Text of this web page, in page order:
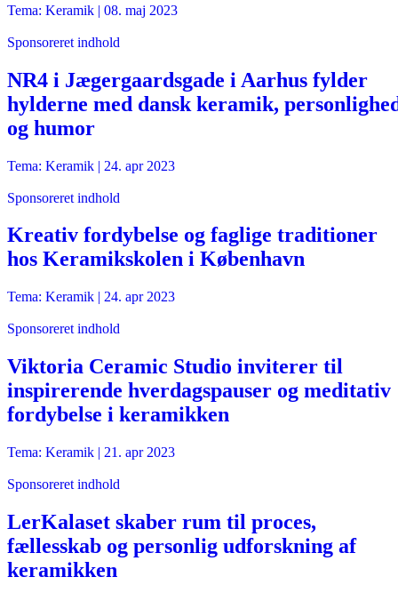
Tema: Keramik | 08. maj 2023
Sponsoreret indhold
NR4 i Jægergaardsgade i Aarhus fylder
hylderne med dansk keramik,
og humor
Tema: Keramik | 24. apr 2023
Sponsoreret indhold
Kreativ fordybelse og faglige traditioner
hos Keramikskolen i København
Tema: Keramik | 24. apr 2023
Sponsoreret indhold
Viktoria Ceramic Studio inviterer til
inspirerende hverdagspauser og meditativ
fordybelse i keramikken
Tema: Keramik | 21. apr 2023
Sponsoreret indhold
LerKalaset skaber rum til proces,
fællesskab og personlig udforskning af
keramikken